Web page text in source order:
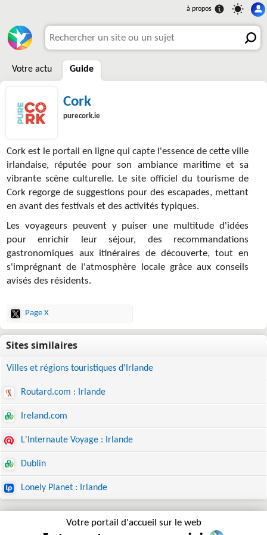
Votre actu Guide
Cork
purecork.ie
Cork est le portail en ligne qui capte l'essence de cette ville
irlandaise, réputée pour son ambiance maritime et sa
vibrante scène culturelle. Le site officiel du tourisme de
Cork regorge de suggestions pour des escapades, mettant
en avant des festivals et des activités typiques.
Les voyageurs peuvent y puiser une multitude d'idées
pour enrichir leur séjour, des recommandations
gastronomiques aux itinéraires de découverte, tout en
s'imprégnant de l'atmosphère locale grâce aux conseils
avisés des résidents.
Page X
Villes et régions touristiques d'Irlande
Routard.com : Irlande
Ireland.com
L'Internaute Voyage : Irlande
Dublin
Lonely Planet : Irlande
Votre portail d'accueil sur le web